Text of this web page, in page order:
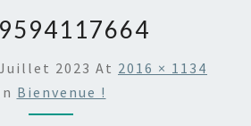
2023 At 2016 × 1134
Bienvenue !